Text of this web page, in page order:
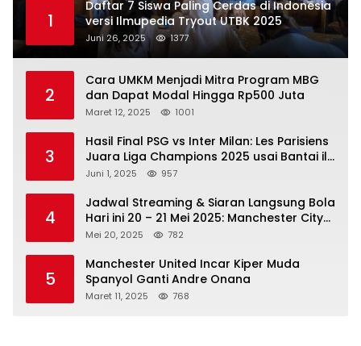
1
Daftar 7 Siswa Paling Cerdas di Indonesia
versi Ilmupedia Tryout UTBK 2025
Juni 26, 2025 1377
2
Cara UMKM Menjadi Mitra Program MBG
dan Dapat Modal Hingga Rp500 Juta
Maret 12, 2025 1001
3
Hasil Final PSG vs Inter Milan: Les Parisiens
Juara Liga Champions 2025 usai Bantai il
Nerazzurri
Juni 1, 2025 957
4
Jadwal Streaming & Siaran Langsung Bola
Hari ini 20 – 21 Mei 2025: Manchester City
vs Bournemouth
Mei 20, 2025 782
5
Manchester United Incar Kiper Muda
Spanyol Ganti Andre Onana
Maret 11, 2025 768